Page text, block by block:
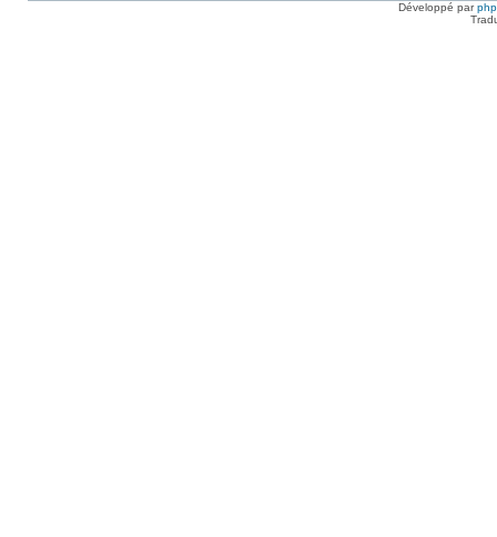
Développé par